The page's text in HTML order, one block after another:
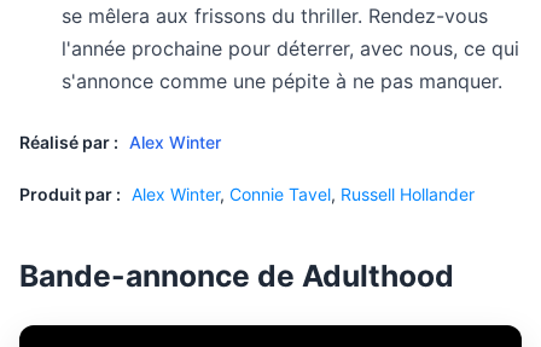
se mêlera aux frissons du thriller. Rendez-vous
l'année prochaine pour déterrer, avec nous, ce qui
s'annonce comme une pépite à ne pas manquer.
Réalisé par : Alex Winter
Produit par : Alex Winter, Connie Tavel, Russell Hollander
Bande-annonce de Adulthood